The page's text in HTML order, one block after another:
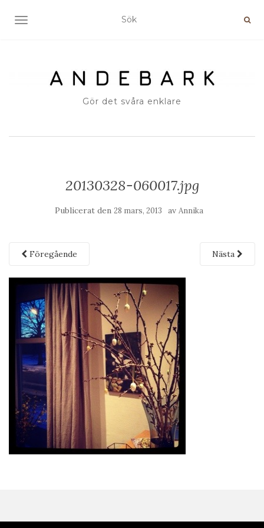
SLÅ PÅ/AV NAVIGERING
Gör det svåra enklare
20130328-060017.jpg
Publicerat den 28 mars, 2013 av Annika
Föregående Nästa